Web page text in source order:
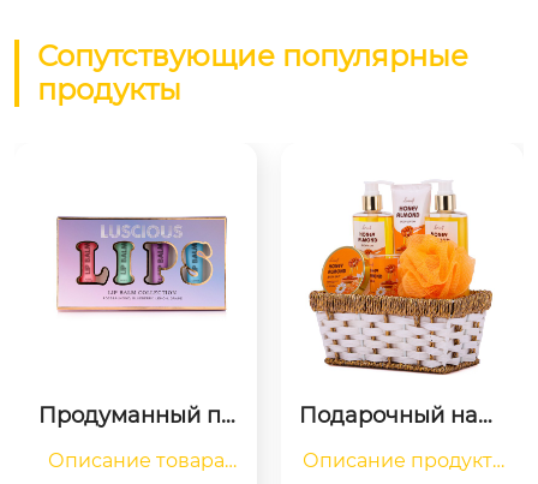
Сопутствующие популярные
продукты
Продуманный по
для бальзама дл
Описание товара
Подарочный набо
ина для ванны с а
Описание продукта